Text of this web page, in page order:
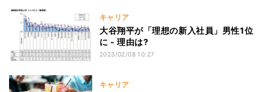
キャリア
大谷翔平が「理想の新入社員」男性1位
に - 理由は?
2023/02/08 10:27
キャリア